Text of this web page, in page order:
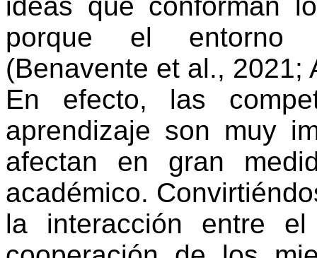
porque
el
entorno
(Benavente et al., 2021;
En
efecto, las
aprendizaje son muy
afectan
en gran
académico.
la interacción entre el